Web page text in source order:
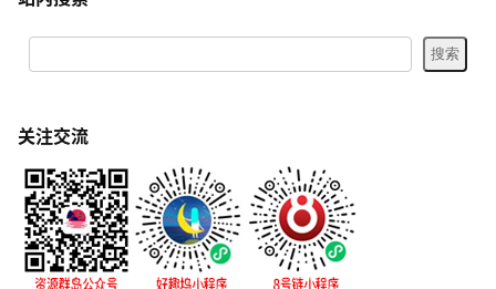
关注交流